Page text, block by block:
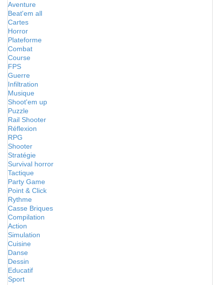
Aventure
Beat'em all
Cartes
Horror
Plateforme
Combat
Course
FPS
Guerre
Infiltration
Musique
Shoot'em up
Puzzle
Rail Shooter
Réflexion
RPG
Shooter
Stratégie
Survival horror
Tactique
Party Game
Point & Click
Rythme
Casse Briques
Compilation
Action
Simulation
Cuisine
Danse
Dessin
Educatif
Sport